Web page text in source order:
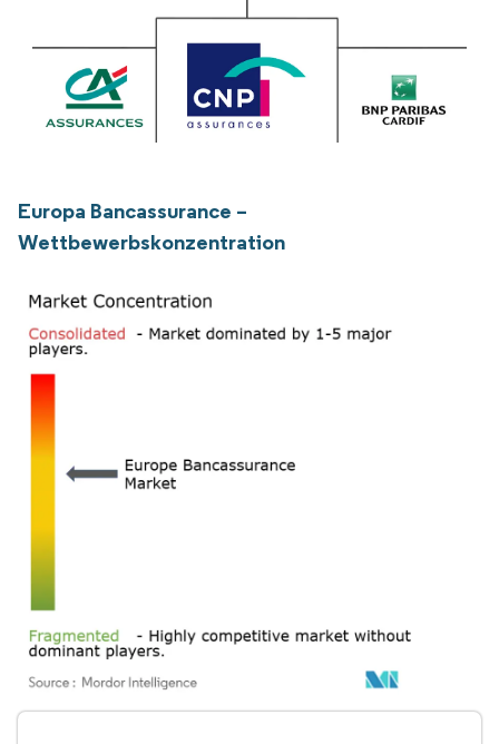
Europa Bancassurance –
Wettbewerbskonzentration